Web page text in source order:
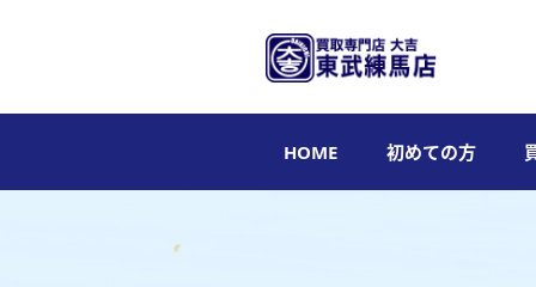
HOME 初めての方